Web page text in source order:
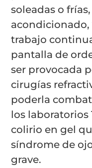
soleadas o
acondicionado,
trabajo
pantalla de
ser provocada
cirugías
poderla
los
colirio en gel
síndrome de
grave.